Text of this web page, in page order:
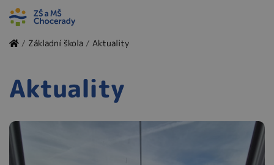
/ Základní škola / Aktuality
Aktuality